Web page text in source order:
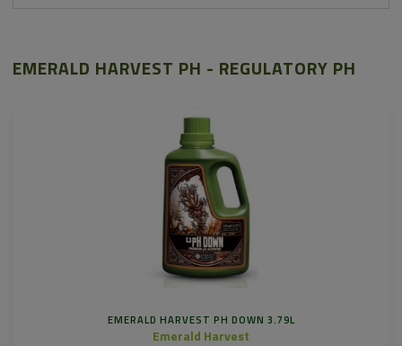
EMERALD HARVEST PH - REGULATORY PH
EMERALD HARVEST PH DOWN 3.79L
Emerald Harvest